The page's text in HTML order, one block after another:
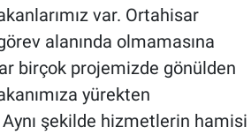
var. Ortahisar
alanında olmamasına
birçok projemizde gönülden
yürekten
şekilde hizmetlerin hamisi